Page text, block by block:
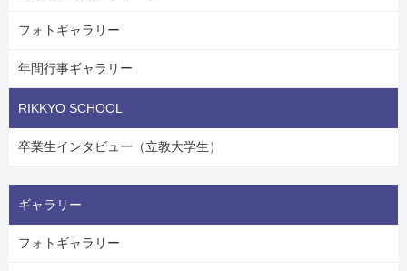
フォトギャラリー
年間行事ギャラリー
RIKKYO SCHOOL
卒業生インタビュー（立教大学生）
ギャラリー
フォトギャラリー